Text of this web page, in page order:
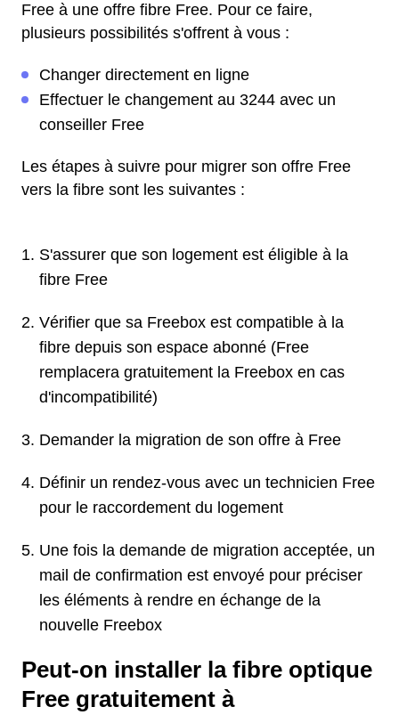
Free à une offre fibre Free. Pour ce faire,
plusieurs possibilités s'offrent à vous :
Changer directement en ligne
Effectuer le changement au 3244 avec un
conseiller Free
Les étapes à suivre pour migrer son offre Free
vers la fibre sont les suivantes :
S'assurer que son logement est éligible à la
fibre Free
Vérifier que sa Freebox est compatible à la
fibre depuis son espace abonné (Free
remplacera gratuitement la Freebox en cas
d'incompatibilité)
Demander la migration de son offre à Free
Définir un rendez-vous avec un technicien Free
pour le raccordement du logement
Une fois la demande de migration acceptée, un
mail de confirmation est envoyé pour préciser
les éléments à rendre en échange de la
nouvelle Freebox
Peut-on installer la fibre optique
Free gratuitement à